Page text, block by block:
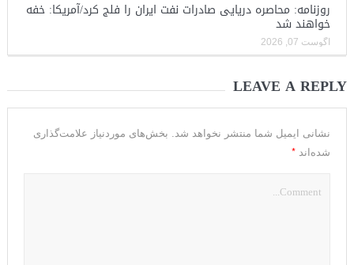
روزنامه: محاصره دریایی صادرات نفت ایران را فلج کرد/آمریکا: خفه
خواهند شد
آگوست 07, 2026
LEAVE A REPLY
نشانی ایمیل شما منتشر نخواهد شد.
بخش‌های موردنیاز علامت‌گذاری
شده‌اند *